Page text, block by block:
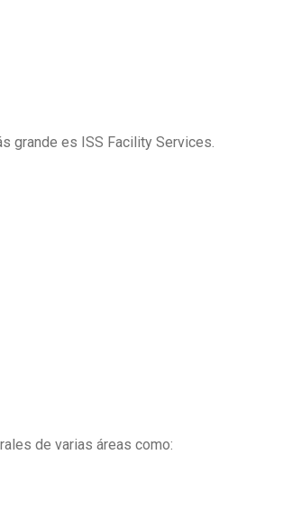
grande es ISS Facility Services.
de varias áreas como: